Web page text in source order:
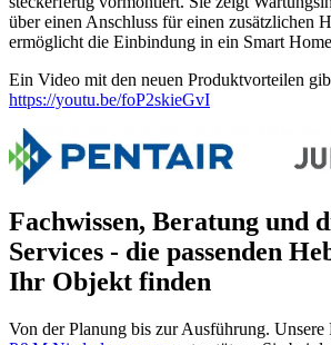
über einen Anschluss für einen zusätzlichen
ermöglicht die Einbindung in ein Smart
Ein Video mit den neuen Produktvorteilen
https://youtu.be/foP2skieGvI
Fachwissen, Beratung und
Services - die passenden
Ihr Objekt finden
Von der Planung bis zur Ausführung. Unsere